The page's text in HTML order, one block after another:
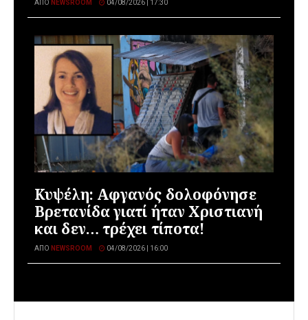
ΑΠΌ NEWSROOM 04/08/2026 | 17:30
Κυψέλη: Αφγανός δολοφόνησε
Βρετανίδα γιατί ήταν Χριστιανή
και δεν… τρέχει τίποτα!
ΑΠΌ NEWSROOM 04/08/2026 | 16:00